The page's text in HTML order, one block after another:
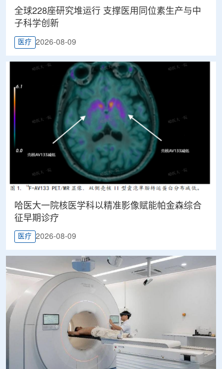
全球228座研究堆运行 支撑医用同位素生产与中
子科学创新
医疗 2026-08-09
哈医大一院核医学科以精准影像赋能帕金森综合
征早期诊疗
医疗 2026-08-09